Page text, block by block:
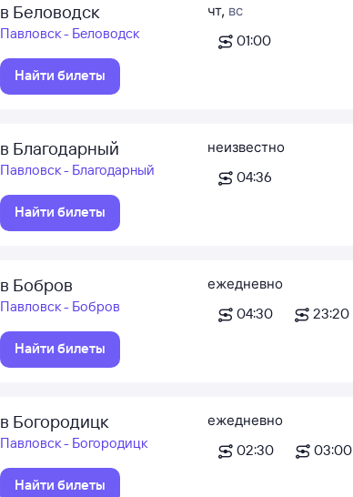
в Беловодск
Павловск - Беловодск
Найти билеты
чт, вс
01:00
в Благодарный
Павловск - Благодарный
Найти билеты
неизвестно
04:36
в Бобров
Павловск - Бобров
Найти билеты
ежедневно
04:30
23:20
в Богородицк
Павловск - Богородицк
Найти билеты
ежедневно
02:30
03:00